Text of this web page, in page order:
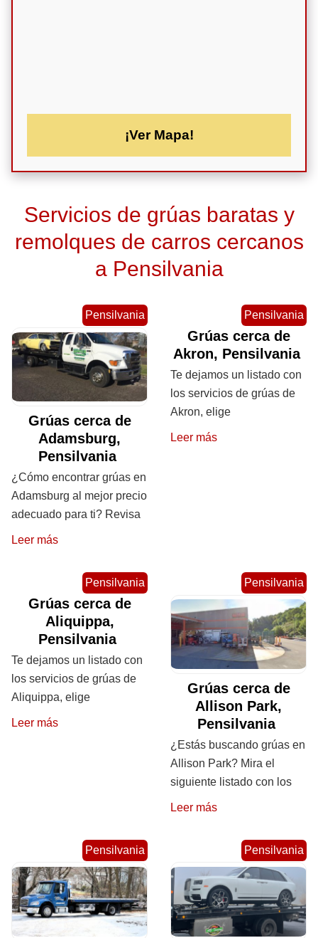
¡Ver Mapa!
Servicios de grúas baratas y
remolques de carros cercanos
a Pensilvania
Pensilvania
Grúas cerca de
Adamsburg,
Pensilvania
¿Cómo encontrar grúas en
Adamsburg al mejor precio
adecuado para ti? Revisa
Leer más
Pensilvania
Grúas cerca de
Akron, Pensilvania
Te dejamos un listado con
los servicios de grúas de
Akron, elige
Leer más
Pensilvania
Grúas cerca de
Aliquippa,
Pensilvania
Te dejamos un listado con
los servicios de grúas de
Aliquippa, elige
Leer más
Pensilvania
Grúas cerca de
Allison Park,
Pensilvania
¿Estás buscando grúas en
Allison Park? Mira el
siguiente listado con los
Leer más
Pensilvania Pensilvania